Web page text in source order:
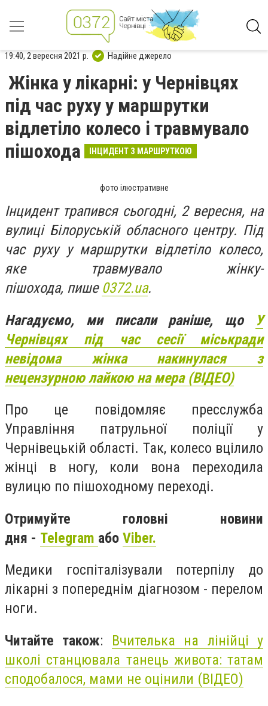
19:40, 2 вересня 2021 р. Надійне джерело
Жінка у лікарні: у Чернівцях
під час руху у маршрутки
відлетіло колесо і травмувало
пішохода
ІНЦИДЕНТ З МАРШРУТКОЮ
фото ілюстративне
Інцидент трапився сьогодні, 2 вересня, на
вулиці Білоруській обласного центру. Під
час руху у маршрутки відлетіло колесо,
яке травмувало жінку-
пішохода, пише 0372.ua.
Нагадуємо, ми писали раніше, що
У
Чернівцях під час сесії міськради
невідома жінка накинулася з
нецензурною лайкою на мера (ВІДЕО)
Про це повідомляє пресслужба
Управління патрульної поліції у
Чернівецькій області. Так, колесо вцілило
жінці в ногу, коли вона переходила
вулицю по пішоходному переході.
Отримуйте головні новини
дня - Telegram або Viber.
Медики госпіталізували потерпілу до
лікарні з попереднім діагнозом - перелом
ноги.
Читайте також: Вчителька на лінійці у
школі станцювала танець живота: татам
сподобалося, мами не оцінили (ВІДЕО)